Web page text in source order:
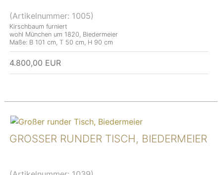
(Artikelnummer: 1005)
Kirschbaum furniert
wohl München um 1820, Biedermeier
Maße: B 101 cm, T 50 cm, H 90 cm
4.800,00 EUR
GROSSER RUNDER TISCH, BIEDERMEIER